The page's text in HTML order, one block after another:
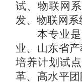
试、物联网
发、物联网系
本专业
业、山东省
培养计划试
革、高水平